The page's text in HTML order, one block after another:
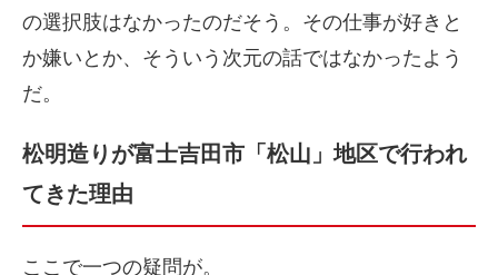
の選択肢はなかったのだそう。その仕事が好きと
か嫌いとか、そういう次元の話ではなかったよう
だ。
松明造りが富士吉田市「松山」地区で行われ
てきた理由
ここで一つの疑問が。